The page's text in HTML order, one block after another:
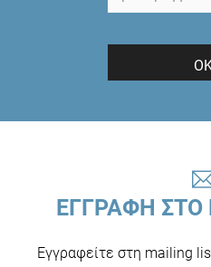
ΕΓΓΡΑΦΗ ΣΤΟ
Εγγραφείτε στη mailing